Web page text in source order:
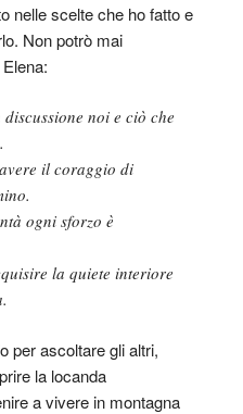
nelle scelte che ho fatto e
Non potrò mai
noi e ciò che
il coraggio di
ogni sforzo è
la quiete interiore
per ascoltare gli altri,
la locanda
a vivere in montagna